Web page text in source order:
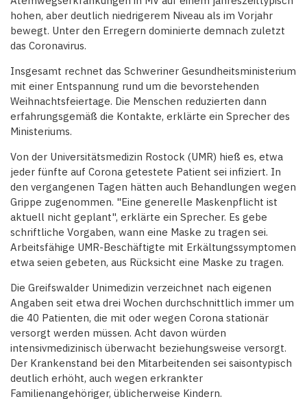
hohen, aber deutlich niedrigerem Niveau als im Vorjahr
bewegt. Unter den Erregern dominierte demnach zuletzt
das Coronavirus.
Insgesamt rechnet das Schweriner Gesundheitsministerium
mit einer Entspannung rund um die bevorstehenden
Weihnachtsfeiertage. Die Menschen reduzierten dann
erfahrungsgemäß die Kontakte, erklärte ein Sprecher des
Ministeriums.
Von der Universitätsmedizin Rostock (UMR) hieß es, etwa
jeder fünfte auf Corona getestete Patient sei infiziert. In
den vergangenen Tagen hätten auch Behandlungen wegen
Grippe zugenommen. "Eine generelle Maskenpflicht ist
aktuell nicht geplant", erklärte ein Sprecher. Es gebe
schriftliche Vorgaben, wann eine Maske zu tragen sei.
Arbeitsfähige UMR-Beschäftigte mit Erkältungssymptomen
etwa seien gebeten, aus Rücksicht eine Maske zu tragen.
Die Greifswalder Unimedizin verzeichnet nach eigenen
Angaben seit etwa drei Wochen durchschnittlich immer um
die 40 Patienten, die mit oder wegen Corona stationär
versorgt werden müssen. Acht davon würden
intensivmedizinisch überwacht beziehungsweise versorgt.
Der Krankenstand bei den Mitarbeitenden sei saisontypisch
deutlich erhöht, auch wegen erkrankter
Familienangehöriger, üblicherweise Kindern.